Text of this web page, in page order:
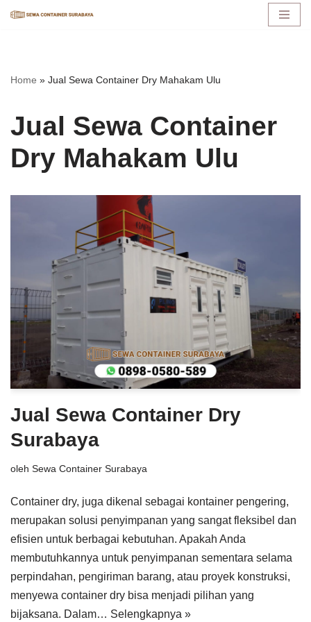
konten
Home » Jual Sewa Container Dry Mahakam Ulu
Jual Sewa Container
Dry Mahakam Ulu
Jual Sewa Container Dry
Surabaya
oleh Sewa Container Surabaya
Container dry, juga dikenal sebagai kontainer pengering,
merupakan solusi penyimpanan yang sangat fleksibel dan
efisien untuk berbagai kebutuhan. Apakah Anda
membutuhkannya untuk penyimpanan sementara selama
perpindahan, pengiriman barang, atau proyek konstruksi,
menyewa container dry bisa menjadi pilihan yang
bijaksana. Dalam… Selengkapnya »